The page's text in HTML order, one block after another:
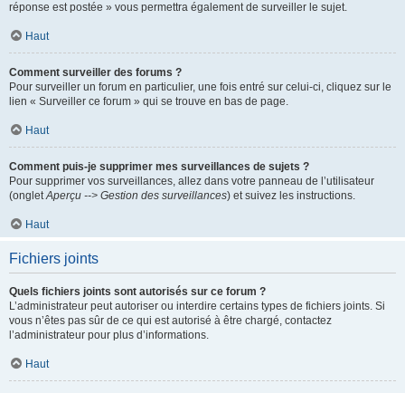
réponse est postée » vous permettra également de surveiller le sujet.
Haut
Comment surveiller des forums ?
Pour surveiller un forum en particulier, une fois entré sur celui-ci, cliquez sur le
lien « Surveiller ce forum » qui se trouve en bas de page.
Haut
Comment puis-je supprimer mes surveillances de sujets ?
Pour supprimer vos surveillances, allez dans votre panneau de l’utilisateur
(ongletAperçu --> Gestion des surveillances) et suivez les instructions.
Haut
Fichiers joints
Quels fichiers joints sont autorisés sur ce forum ?
L’administrateur peut autoriser ou interdire certains types de fichiers joints. Si
vous n’êtes pas sûr de ce qui est autorisé à être chargé, contactez
l’administrateur pour plus d’informations.
Haut